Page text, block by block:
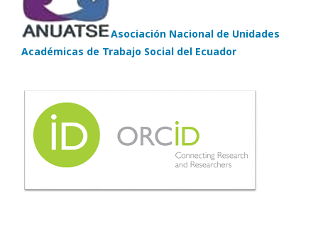
Asociación Nacional de Unidades
Académicas de Trabajo Social del Ecuador